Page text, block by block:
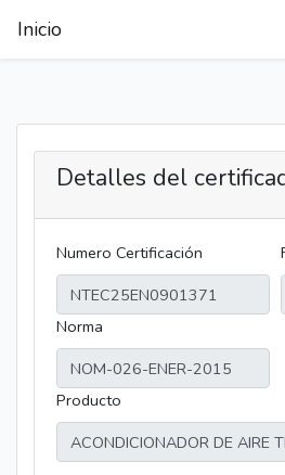
Inicio
Detalles del
Numero Certificación
Norma
Producto